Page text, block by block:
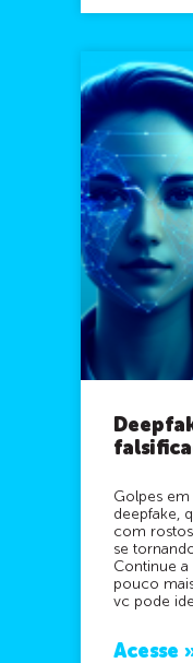
Golpes
deepfake,
com
se
Continue a
pouco
vc pode
Acesse